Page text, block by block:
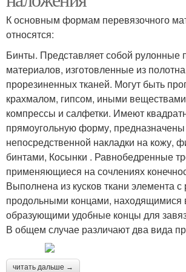
К основным формам перевязочного
относятся:
Бинты. Представляет собой рулонные
материалов, изготовленные из
прорезиненных тканей. Могут быть
крахмалом, гипсом, иными
компрессы и салфетки. Имеют
прямоугольную форму,
непосредственной накладки на кожу,
бинтами, Косынки . Равнобедренные
применяющиеся на сочлениях
Выполнена из кусков ткани элемента
продольными концами, находящимися
образующими удобные концы для
В общем случае различают два вида
читать дальше →